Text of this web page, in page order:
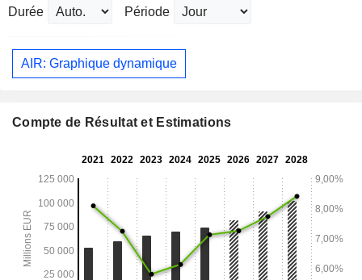
Durée Période
AIR: Graphique dynamique
Compte de Résultat et Estimations